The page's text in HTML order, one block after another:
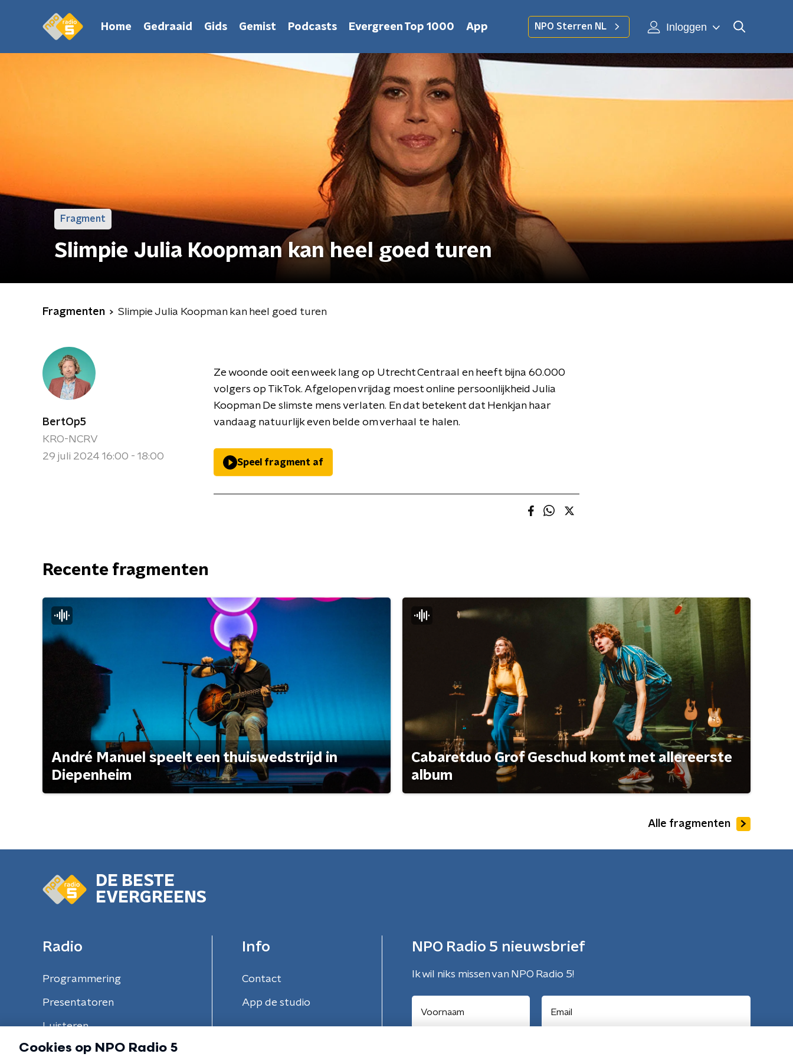
Home Gedraaid Gids Gemist Podcasts Evergreen Top 1000 App NPO Sterren NL Inloggen
Fragment
Slimpie Julia Koopman kan heel goed turen
Fragmenten Slimpie Julia Koopman kan heel goed turen
BertOp5
KRO-NCRV
29 juli 2024 16:00 - 18:00
Ze woonde ooit een week lang op Utrecht Centraal en heeft bijna 60.000
volgers op TikTok. Afgelopen vrijdag moest online persoonlijkheid Julia
Koopman De slimste mens verlaten. En dat betekent dat Henkjan haar
vandaag natuurlijk even belde om verhaal te halen.
Speel fragment af
Recente fragmenten
André Manuel speelt een thuiswedstrijd in
Diepenheim
Cabaretduo Grof Geschud komt met allereerste
album
Alle fragmenten
DE BESTE
EVERGREENS
Radio
Programmering
Presentatoren
Luisteren
Info
Contact
App de studio
NPO Radio 5 nieuwsbrief
Ik wil niks missen van NPO Radio 5!